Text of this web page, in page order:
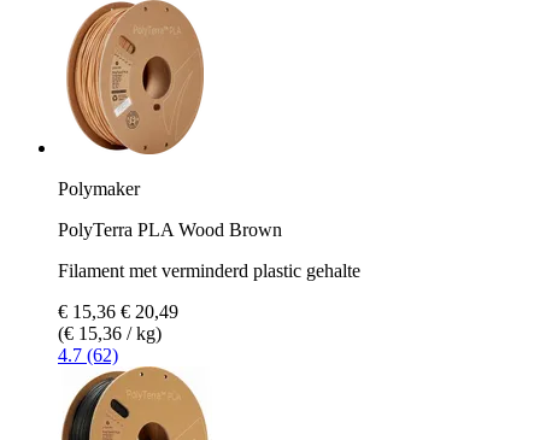
Polymaker
PolyTerra PLA Wood Brown
Filament met verminderd plastic gehalte
€ 15,36 € 20,49
(€ 15,36 / kg)
4.7 (62)